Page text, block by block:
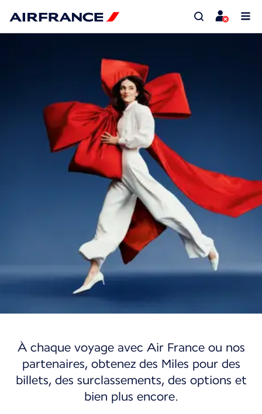
Flying Blue
Adhérez à notre programme de fidélité et
découvrez un monde d’opportunités.
À chaque voyage avec Air France ou nos
partenaires, obtenez des Miles pour des
billets, des surclassements, des options et
bien plus encore.